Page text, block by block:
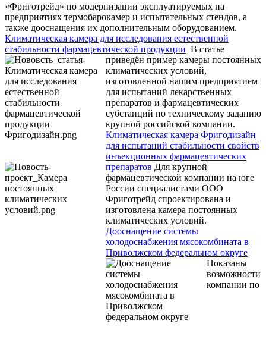
«Фриготрейд» по модернизации эксплуатируемых на
предприятиях термобарокамер и испытательных стендов, а
также дооснащения их дополнительным оборудованием.
Климатическая камера для исследования естественной
стабильности фармацевтической продукции В статье
приведён пример камеры постоянных
климатических условий,
изготовленной нашим предприятием
для испытаний лекарственных
препаратов и фармацевтических
субстанций по техническому заданию
крупной российской компании.
Климатическая камера Фригодизайн
для испытаний стабильности свойств
инъекционных фармацевтических
препаратов Для крупной
фармацевтической компании на юге
России специалистами ООО
Фриготрейд спроектирована и
изготовлена камера постоянных
климатических условий.
Дооснащение системы
холодоснабжения мясокомбината в
Приволжском федеральном округе
Показаны
возможности
компании по